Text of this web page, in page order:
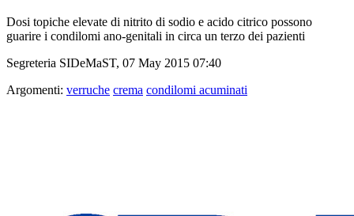
Dosi topiche elevate di nitrito di sodio e acido citrico possono
guarire i condilomi ano-genitali in circa un terzo dei pazienti
Segreteria SIDeMaST, 07 May 2015 07:40
Argomenti: verruche crema condilomi acuminati